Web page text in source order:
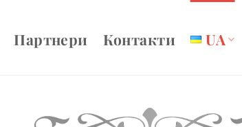
Партнери Контакти UA